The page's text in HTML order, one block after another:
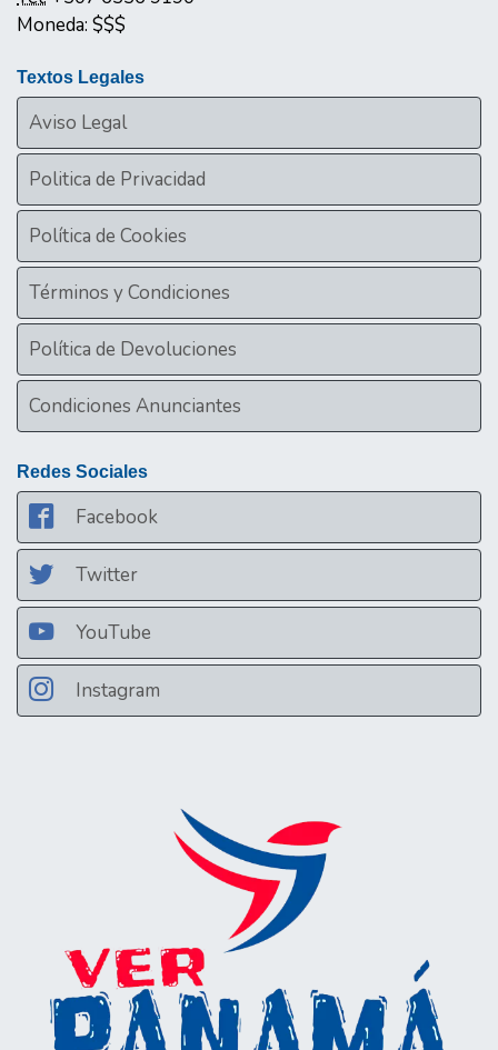
Moneda: $$$
Textos Legales
Aviso Legal
Politica de Privacidad
Política de Cookies
Términos y Condiciones
Política de Devoluciones
Condiciones Anunciantes
Redes Sociales
Facebook
Twitter
YouTube
Instagram